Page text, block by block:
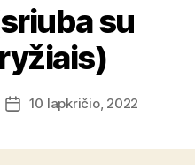
su
Įrašo10 lapkričio, 2022